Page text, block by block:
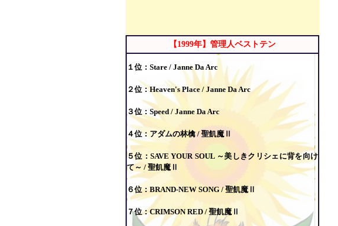
【1999年】管理人ベストテン
１位：Stare / Janne Da Arc
２位：Heaven's Place / Janne Da Arc
３位：Speed / Janne Da Arc
４位：アダムの林檎 / 聖飢魔Ⅱ
５位：SAVE YOUR SOUL ～美しきクリシェに背を向け
て～ / 聖飢魔Ⅱ
６位：BRAND-NEW SONG / 聖飢魔Ⅱ
７位：CRIMSON RED / 聖飢魔Ⅱ